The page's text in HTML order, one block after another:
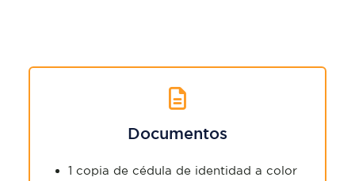
Documentos
1 copia de cédula de identidad a color